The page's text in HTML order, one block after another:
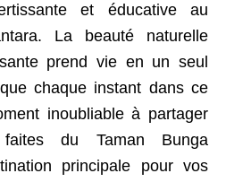
et éducative au
La beauté naturelle
prend vie en un seul
chaque instant dans ce
inoubliable à partager
du Taman Bunga
principale pour vos